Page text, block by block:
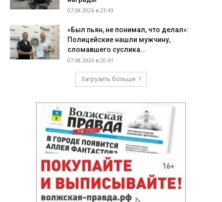
07.08.2026 в 23:43
«Был пьян, не понимал, что делал»:
Полицейские нашли мужчину,
сломавшего суслика...
07.08.2026 в 20:41
Загрузить больше